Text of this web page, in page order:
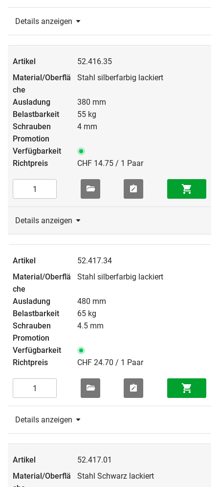
Details anzeigen
52.416.35
Stahl silberfarbig lackiert
380 mm
55 kg
4 mm
CHF 14.75 / 1 Paar
Details anzeigen
52.417.34
Stahl silberfarbig lackiert
480 mm
65 kg
4.5 mm
CHF 24.70 / 1 Paar
Details anzeigen
52.417.01
Stahl Schwarz lackiert